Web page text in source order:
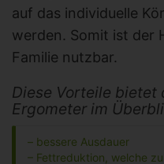
auf das individuelle
werden. Somit ist der
Familie nutzbar.
Diese Vorteile bietet
Ergometer im
– bessere Ausdauer
– Fettreduktion, welche